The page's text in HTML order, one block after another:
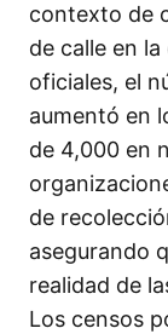
contexto de
de calle en
oficiales, el
aumentó en
de 4,000 en
de
asegurando
realidad de
Los censos